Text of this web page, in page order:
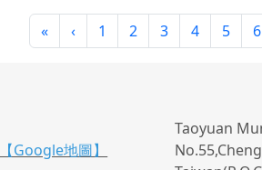
«第一頁
‹上一頁
1 2 3 4 5 6
【Google地圖】
Taoyuan